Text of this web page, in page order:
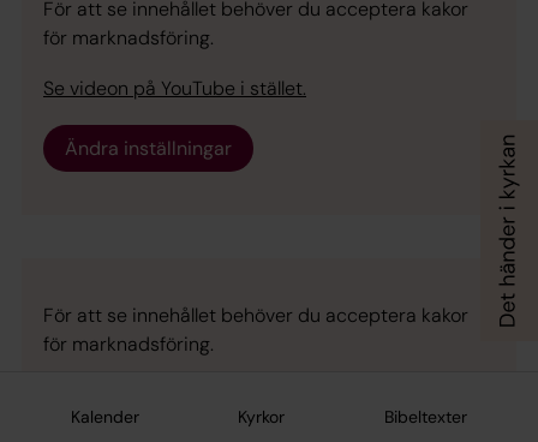
Kalender Kyrkor Bibeltexter
För att se innehållet behöver du acceptera kakor
för marknadsföring.
Se videon på YouTube i stället.
Ändra inställningar
För att se innehållet behöver du acceptera kakor
för marknadsföring.